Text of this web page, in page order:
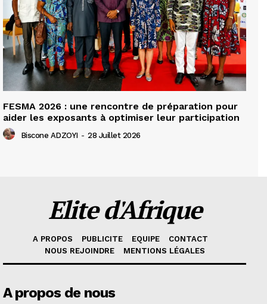
FESMA 2026 : une rencontre de préparation pour
aider les exposants à optimiser leur participation
Biscone ADZOYI - 28 Juillet 2026
Elite d'Afrique
A PROPOS PUBLICITE EQUIPE
CONTACT
NOUS REJOINDRE
MENTIONS LÉGALES
A propos de nous